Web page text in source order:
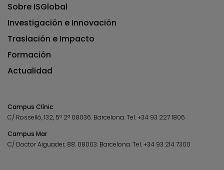
Sobre ISGlobal
Investigación e Innovación
Traslación e Impacto
Formación
Actualidad
Campus Clínic
C/ Rosselló, 132, 5º 2ª 08036. Barcelona.Tel.+34 93 227 1806
Campus Mar
C/ Doctor Aiguader, 88. 08003. Barcelona.Tel.+34 93 214 7300